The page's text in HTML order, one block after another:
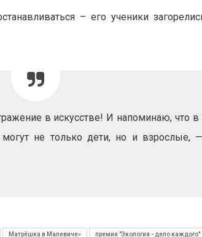
– его ученики
в искусстве! И напоминаю, что
не только дети, но и взрослые,
Матрёшка в Малевиче» премия "Экология - дело каждого"